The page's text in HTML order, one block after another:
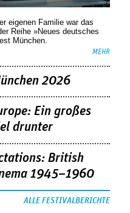
eigenen Familie war das
Reihe »Neues deutsches
München.
MEHR
2026
Ein großes
drunter
British
1945–1960
ALLE FESTIVALBERICHTE